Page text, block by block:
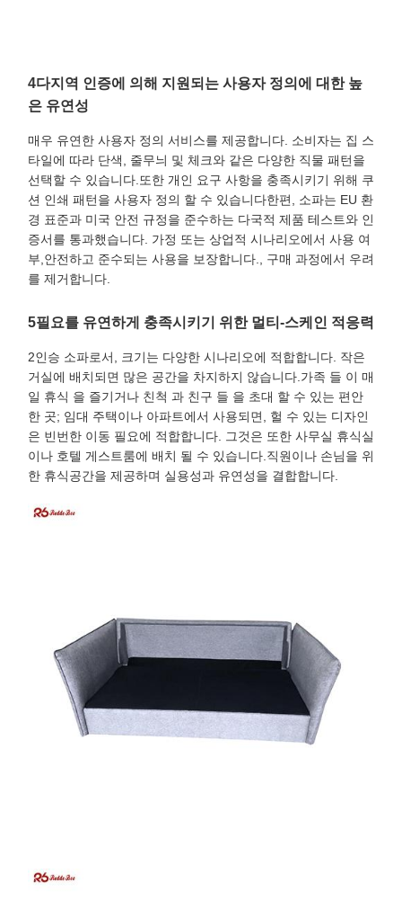
4다지역 인증에 의해 지원되는 사용자 정의에 대한 높
은 유연성
매우 유연한 사용자 정의 서비스를 제공합니다. 소비자는 집 스
타일에 따라 단색, 줄무늬 및 체크와 같은 다양한 직물 패턴을
선택할 수 있습니다.또한 개인 요구 사항을 충족시키기 위해 쿠
션 인쇄 패턴을 사용자 정의 할 수 있습니다한편, 소파는 EU 환
경 표준과 미국 안전 규정을 준수하는 다국적 제품 테스트와 인
증서를 통과했습니다. 가정 또는 상업적 시나리오에서 사용 여
부,안전하고 준수되는 사용을 보장합니다., 구매 과정에서 우려
를 제거합니다.
5필요를 유연하게 충족시키기 위한 멀티-스케인 적응력
2인승 소파로서, 크기는 다양한 시나리오에 적합합니다. 작은
거실에 배치되면 많은 공간을 차지하지 않습니다.가족 들 이 매
일 휴식 을 즐기거나 친척 과 친구 들 을 초대 할 수 있는 편안
한 곳; 임대 주택이나 아파트에서 사용되면, 헐 수 있는 디자인
은 빈번한 이동 필요에 적합합니다. 그것은 또한 사무실 휴식실
이나 호텔 게스트룸에 배치 될 수 있습니다.직원이나 손님을 위
한 휴식공간을 제공하며 실용성과 유연성을 결합합니다.